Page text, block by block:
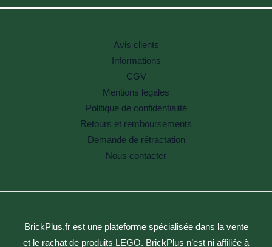
Avis clients
Informations
CGV
Mentions légales
Politique de confidentialité
Retours et remboursements
Demande de rétractation
Nous contacter
BrickPlus.fr est une plateforme spécialisée dans la vente
et le rachat de produits LEGO. BrickPlus n’est ni affiliée à